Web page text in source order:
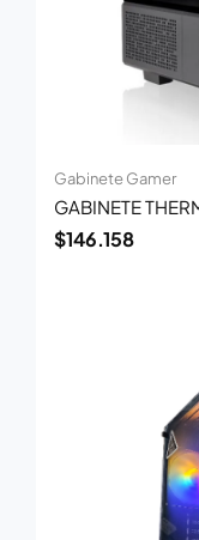
Gabinete Gamer
GABINETE
$146.158